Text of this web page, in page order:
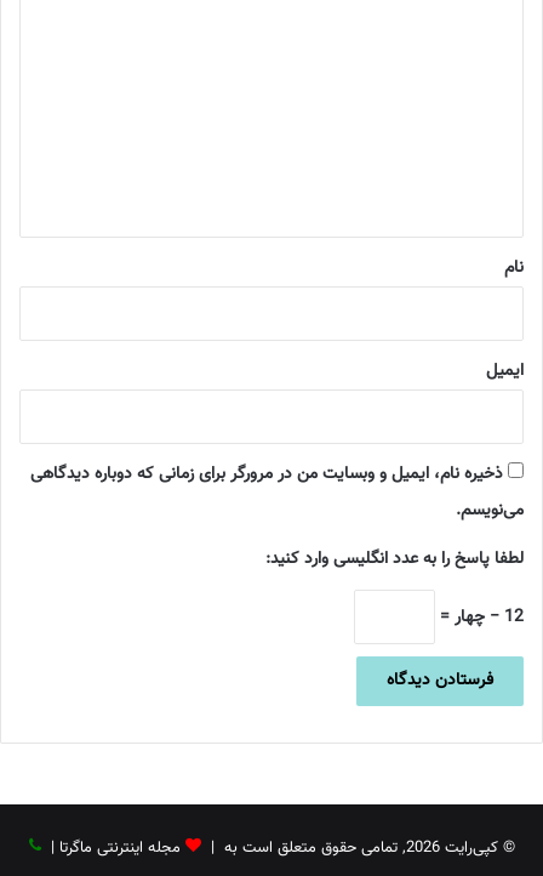
نام
ایمیل
ذخیره نام، ایمیل و وبسایت من در مرورگر برای زمانی که دوباره دیدگاهی
می‌نویسم.
لطفا پاسخ را به عدد انگلیسی وارد کنید:
12 − چهار =
© کپی‌رایت 2026, تمامی حقوق متعلق است به | مجله اینترنتی ماگرتا |